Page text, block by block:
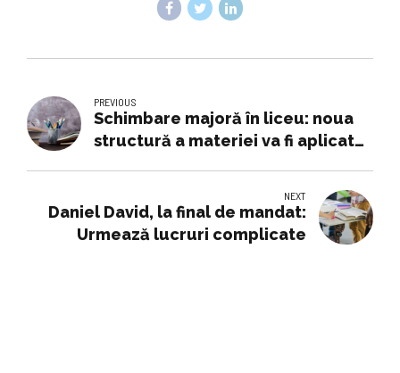
PREVIOUS
Schimbare majoră în liceu: noua
structură a materiei va fi aplicată
NEXT
Daniel David, la final de mandat:
Urmează lucruri complicate